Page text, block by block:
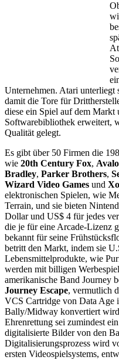
Unternehmen. Atari
damit die Tore für
diese ein Spiel auf dem Markt
Softwarebibliothek erweitert,
Qualität gelegt.
Es gibt über 50 Firmen die
wie 20th Century Fox,
Bradley, Parker Brothers,
Wizard Video Games und
elektronischen Spielen, wie
Terrain, und sie bieten
Dollar und US$ 4 für jedes
die je für eine Arcade-Lizenz
bekannt für seine
betritt den Markt, indem sie
Lebensmittelprodukte, wie
werden mit billigen
amerikanische Band Journey
Journey Escape, vermutlich
VCS Cartridge von Data Age
Bally/Midway konvertiert
Ehrenrettung sei zumindest
digitalisierte Bilder von den
Digitalisierungsprozess wird
ersten Videospielsystems,